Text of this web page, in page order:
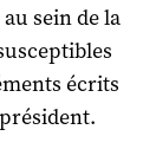
sein de la
écrits